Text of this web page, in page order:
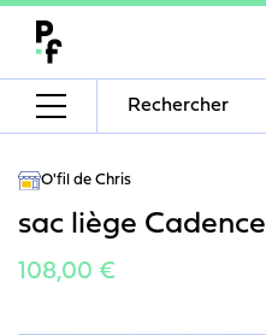
O'fil de Chris
sac liège Cadence
108,00 €